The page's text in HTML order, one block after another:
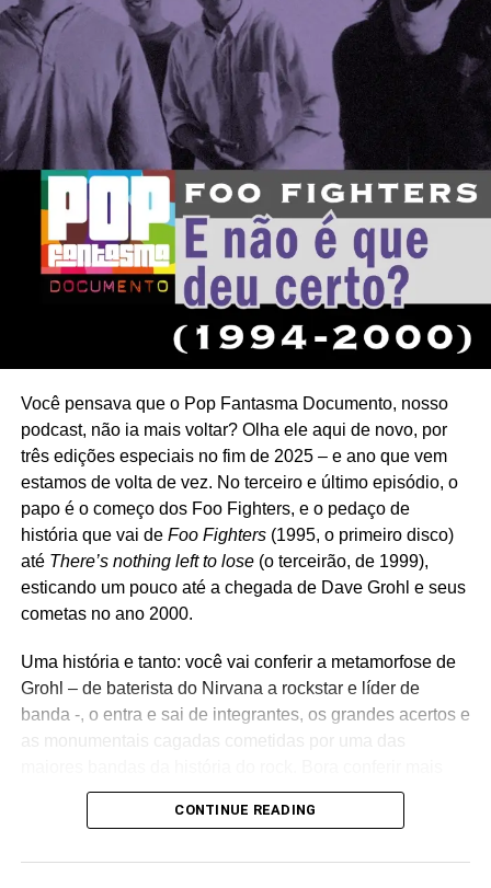
>>> Saiba como apoiar o POP FANTASMA aqui.
O site é independente e financiado pelos
leitores, e dá acesso gratuito a todos os textos
e podcasts. Você define a quantia, mas
sugerimos R$ 10 por mês.
RELATED TOPICS: FEATURED
LORENA CALÁBRIA
MIXTAPE POP FANTASMA
POP FANTASMA DOCUMENTO
UP NEXT
Mixtape Pop Fantasma #17 (04/08/2021)
DON'T MISS
Mixtape Pop Fantasma #16 (28/07/2021)
Ricardo Schott
Você pensava que o Pop Fantasma Documento, nosso
podcast, não ia mais voltar? Olha ele aqui de novo, por
três edições especiais no fim de 2025 – e ano que vem
estamos de volta de vez. No terceiro e último episódio, o
papo é o começo dos Foo Fighters, e o pedaço de
história que vai de Foo Fighters(1995, o primeiro disco)
até There’s nothing left to lose(o terceirão, de 1999),
esticando um pouco até a chegada de Dave Grohl e seus
cometas no ano 2000.
Uma história e tanto: você vai conferir a metamorfose de
Grohl – de baterista do Nirvana a rockstar e líder de
banda -, o entra e sai de integrantes, os grandes acertos e
as monumentais cagadas cometidas por uma das
Identidade visual:Aline Haluch(foto: encarte do álbum
CONTINUE READING